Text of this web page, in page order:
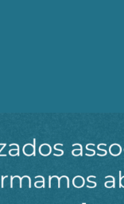
da ANP que
governo
não fiscaliza a
fiscaliza
Polo Bahia
os padrões